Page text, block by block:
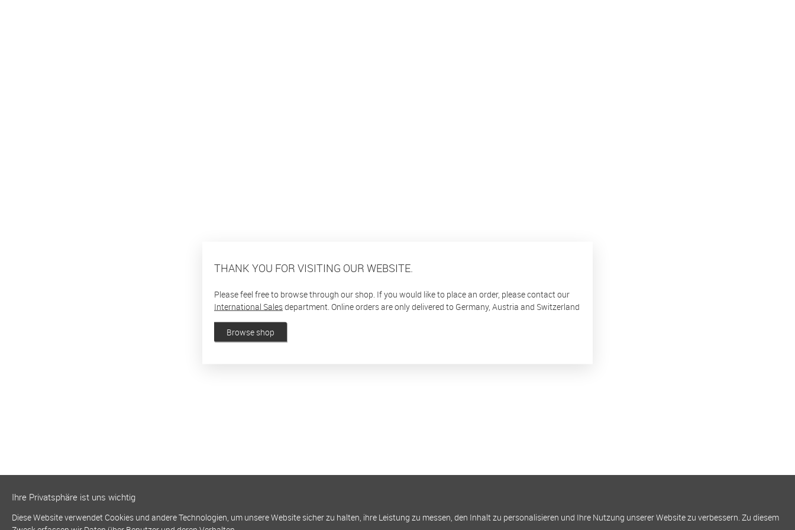
THANK YOU FOR VISITING OUR WEBSITE.
Please feel free to browse through our shop. If you would like to place an order, please contact our
International Salesdepartment. Online orders are only delivered to Germany, Austria and Switzerland
Browse shop
Ihre Privatsphäre ist uns wichtig
Diese Website verwendet Cookies und andere Technologien, um unsere Website sicher zu halten, ihre Leistung zu messen, den Inhalt zu personalisieren und Ihre Nutzung unserer Website zu verbessern. Zu diesem